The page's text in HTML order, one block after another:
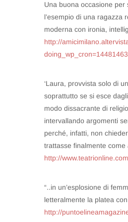
Una buona occasione
l’esempio di una ragazza
moderna con ironia,
http://
‘Laura, provvista solo di
soprattutto se si esce
modo dissacrante di
intervallando argomenti
perché, infatti, non
trattasse finalmente come
http://
“..in un’esplosione di
letteralmente la platea
http://